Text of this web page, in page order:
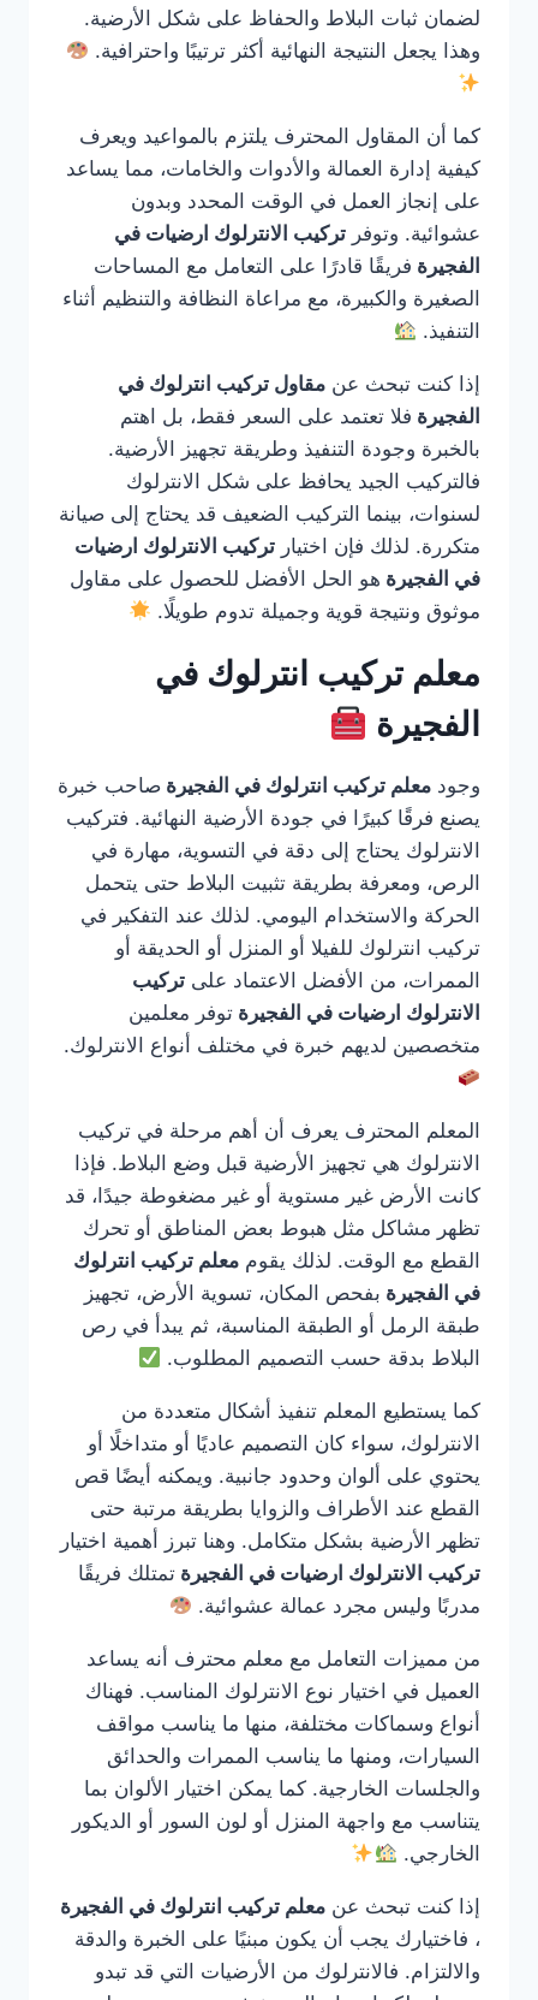
لضمان ثبات البلاط والحفاظ على شكل الأرضية.
وهذا يجعل النتيجة النهائية أكثر ترتيبًا واحترافية.
كما أن المقاول المحترف يلتزم بالمواعيد ويعرف
كيفية إدارة العمالة والأدوات والخامات، مما يساعد
على إنجاز العمل في الوقت المحدد وبدون
عشوائية. وتوفر تركيب الانترلوك ارضيات في
الفجيرة فريقًا قادرًا على التعامل مع المساحات
الصغيرة والكبيرة، مع مراعاة النظافة والتنظيم أثناء
التنفيذ.
إذا كنت تبحث عن مقاول تركيب انترلوك في
الفجيرة فلا تعتمد على السعر فقط، بل اهتم
بالخبرة وجودة التنفيذ وطريقة تجهيز الأرضية.
فالتركيب الجيد يحافظ على شكل الانترلوك
لسنوات، بينما التركيب الضعيف قد يحتاج إلى صيانة
متكررة. لذلك فإن اختيار تركيب الانترلوك ارضيات
في الفجيرة هو الحل الأفضل للحصول على مقاول
موثوق ونتيجة قوية وجميلة تدوم طويلًا.
معلم تركيب انترلوك في
الفجيرة
وجود معلم تركيب انترلوك في الفجيرة صاحب خبرة
يصنع فرقًا كبيرًا في جودة الأرضية النهائية. فتركيب
الانترلوك يحتاج إلى دقة في التسوية، مهارة في
الرص، ومعرفة بطريقة تثبيت البلاط حتى يتحمل
الحركة والاستخدام اليومي. لذلك عند التفكير في
تركيب انترلوك للفيلا أو المنزل أو الحديقة أو
الممرات، من الأفضل الاعتماد على تركيب
الانترلوك ارضيات في الفجيرة توفر معلمين
متخصصين لديهم خبرة في مختلف أنواع الانترلوك.
المعلم المحترف يعرف أن أهم مرحلة في تركيب
الانترلوك هي تجهيز الأرضية قبل وضع البلاط. فإذا
كانت الأرض غير مستوية أو غير مضغوطة جيدًا، قد
تظهر مشاكل مثل هبوط بعض المناطق أو تحرك
القطع مع الوقت. لذلك يقوم معلم تركيب انترلوك
في الفجيرة بفحص المكان، تسوية الأرض، تجهيز
طبقة الرمل أو الطبقة المناسبة، ثم يبدأ في رص
البلاط بدقة حسب التصميم المطلوب.
كما يستطيع المعلم تنفيذ أشكال متعددة من
الانترلوك، سواء كان التصميم عاديًا أو متداخلًا أو
يحتوي على ألوان وحدود جانبية. ويمكنه أيضًا قص
القطع عند الأطراف والزوايا بطريقة مرتبة حتى
تظهر الأرضية بشكل متكامل. وهنا تبرز أهمية اختيار
تركيب الانترلوك ارضيات في الفجيرة تمتلك فريقًا
مدربًا وليس مجرد عمالة عشوائية.
من مميزات التعامل مع معلم محترف أنه يساعد
العميل في اختيار نوع الانترلوك المناسب. فهناك
أنواع وسماكات مختلفة، منها ما يناسب مواقف
السيارات، ومنها ما يناسب الممرات والحدائق
والجلسات الخارجية. كما يمكن اختيار الألوان بما
يتناسب مع واجهة المنزل أو لون السور أو الديكور
الخارجي.
إذا كنت تبحث عن معلم تركيب انترلوك في الفجيرة
، فاختيارك يجب أن يكون مبنيًا على الخبرة والدقة
والالتزام. فالانترلوك من الأرضيات التي قد تبدو